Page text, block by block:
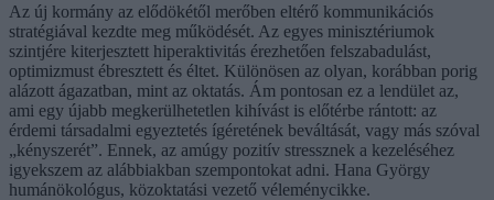
Az új kormány az elődökétől merőben eltérő kommunikációs
stratégiával kezdte meg működését. Az egyes minisztériumok
szintjére kiterjesztett hiperaktivitás érezhetően felszabadulást,
optimizmust ébresztett és éltet. Különösen az olyan, korábban porig
alázott ágazatban, mint az oktatás. Ám pontosan ez a lendület az,
ami egy újabb megkerülhetetlen kihívást is előtérbe rántott: az
érdemi társadalmi egyeztetés ígéretének beváltását, vagy más szóval
„kényszerét”. Ennek, az amúgy pozitív stressznek a kezeléséhez
igyekszem az alábbiakban szempontokat adni. Hana György
humánökológus, közoktatási vezető véleménycikke.